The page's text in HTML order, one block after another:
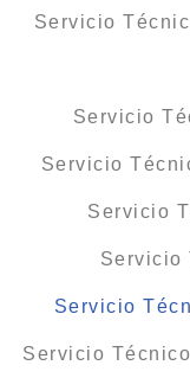
Servicio
Servicio
Servicio
Servicio
Servicio
Servicio
Servicio